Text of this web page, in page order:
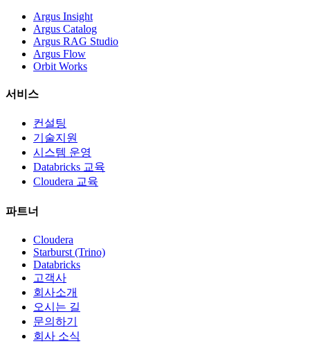
Argus Insight
Argus Catalog
Argus RAG Studio
Argus Flow
Orbit Works
서비스
컨설팅
기술지원
시스템 운영
Databricks 교육
Cloudera 교육
파트너
Cloudera
Starburst (Trino)
Databricks
고객사
회사소개
오시는 길
문의하기
회사 소식